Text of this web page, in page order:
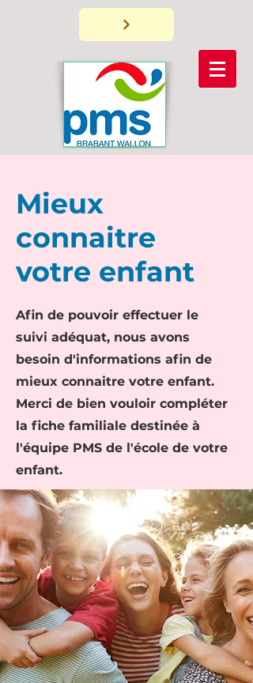
Mieux
connaitre
votre enfant
Afin de pouvoir effectuer le
suivi adéquat, nous avons
besoin d'informations afin de
mieux connaitre votre enfant.
Merci de bien vouloir compléter
la fiche familiale destinée à
l'équipe PMS de l'école de votre
enfant.